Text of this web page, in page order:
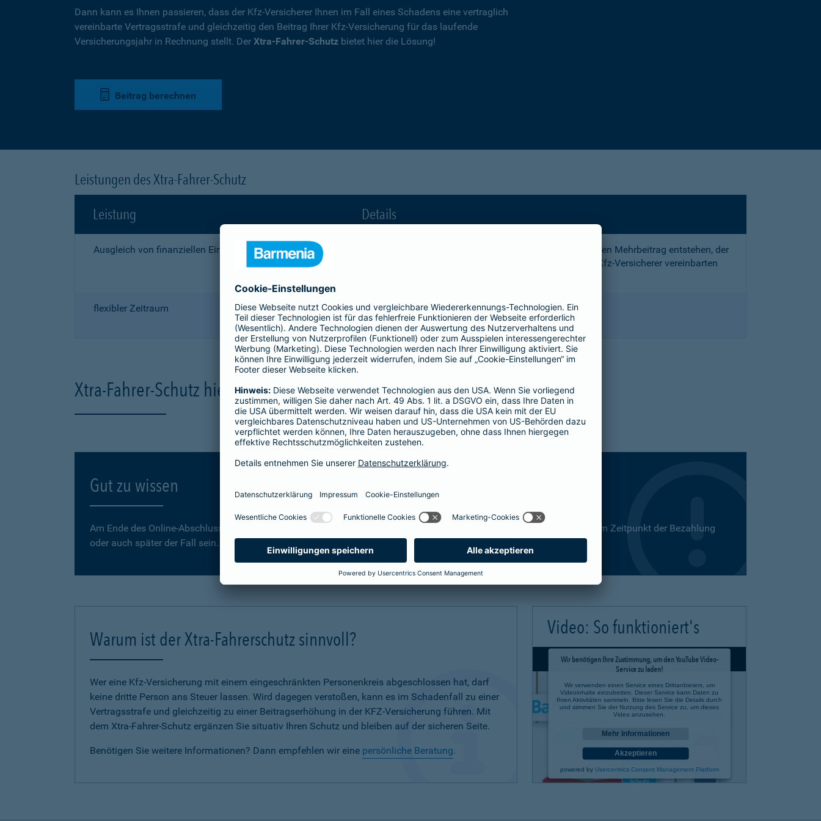
Dann kann es Ihnen passieren, dass der Kfz-Versicherer Ihnen im Fall eines Schadens eine vertraglich
vereinbarte Vertragsstrafe und gleichzeitig den Beitrag Ihrer Kfz-Versicherung für das laufende
Versicherungsjahr in Rechnung stellt. Der Xtra-Fahrer-Schutz bietet hier die Lösung!
Beitrag berechnen
Leistungen des Xtra-Fahrer-Schutz
Leistung
Details
Ausgleich von finanziellen Einbußen
die Ihnen nach einem Unfall durch die Vertragsstrafe und den Mehrbeitrag entstehen, der
Ihnen wegen einer unerlaubten Erweiterung des mit Ihrem Kfz-Versicherer vereinbarten
flexibler Zeitraum
1, 2 oder 3 Tage bzw.
1, 2 oder 3 Wochen
Xtra-Fahrer-Schutz hier online berechnen und direkt abschließen
Gut zu wissen
Am Ende des Online-Abschlusses können Sie selbst bestimmen, ab wann Ihr Xtra-Fahrer-Schutz gültig ist. Dies kann zum Zeitpunkt der Bezahlung
oder auch später der Fall sein.
Warum ist der Xtra-Fahrerschutz sinnvoll?
Wer eine Kfz-Versicherung mit einem eingeschränkten Personenkreis abgeschlossen hat, darf
keine dritte Person ans Steuer lassen. Wird dagegen verstoßen, kann es im Schadenfall zu einer
Vertragsstrafe und gleichzeitig zu einer Beitragserhöhung in der KFZ-Versicherung führen. Mit
dem Xtra-Fahrer-Schutz ergänzen Sie situativ Ihren Schutz und bleiben auf der sicheren Seite.
Benötigen Sie weitere Informationen? Dann empfehlen wir eine persönliche Beratung.
Video: So funktioniert's
Wir benötigen Ihre Zustimmung, um den YouTube Video-
Service zu laden!
Wir verwenden einen Service eines Drittanbieters, um
Videoinhalte einzubetten. Dieser Service kann Daten zu
Ihren Aktivitäten sammeln. Bitte lesen Sie die Details durch
und stimmen Sie der Nutzung des Service zu, um dieses
Video anzusehen.
Mehr Informationen
Akzeptieren
powered by Usercentrics Consent Management Platform